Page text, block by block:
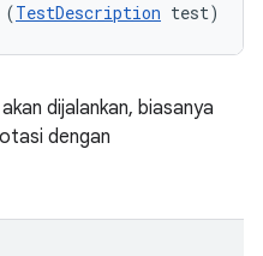
(TestDescription test)
dijalankan, biasanya
dengan